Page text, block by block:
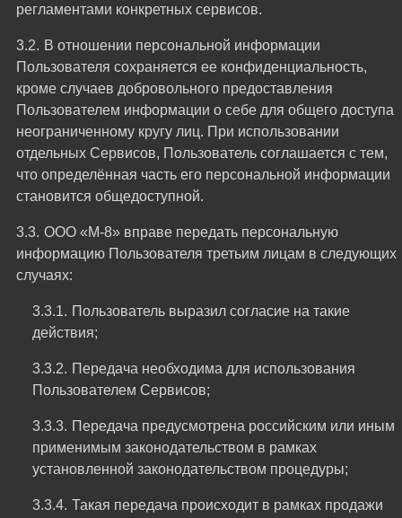
регламентами конкретных сервисов.
В отношении персональной информации
Пользователя сохраняется ее конфиденциальность,
кроме случаев добровольного предоставления
Пользователем информации о себе для общего доступа
неограниченному кругу лиц. При использовании
отдельных Сервисов, Пользователь соглашается с тем,
что определённая часть его персональной информации
становится общедоступной.
ООО «М-8» вправе передать персональную
информацию Пользователя третьим лицам в следующих
случаях:
Пользователь выразил согласие на такие
действия;
Передача необходима для использования
Пользователем Сервисов;
Передача предусмотрена российским или иным
применимым законодательством в рамках
установленной законодательством процедуры;
Такая передача происходит в рамках продажи